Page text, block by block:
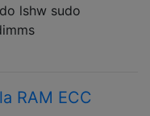
lshw sudo
RAM ECC